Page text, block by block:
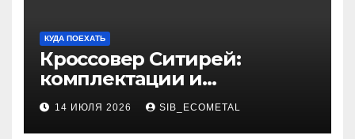
КУДА ПОЕХАТЬ
Кроссовер Ситирей:
комплектации и
характеристики
14 ИЮЛЯ 2026 SIB_ECOMETAL